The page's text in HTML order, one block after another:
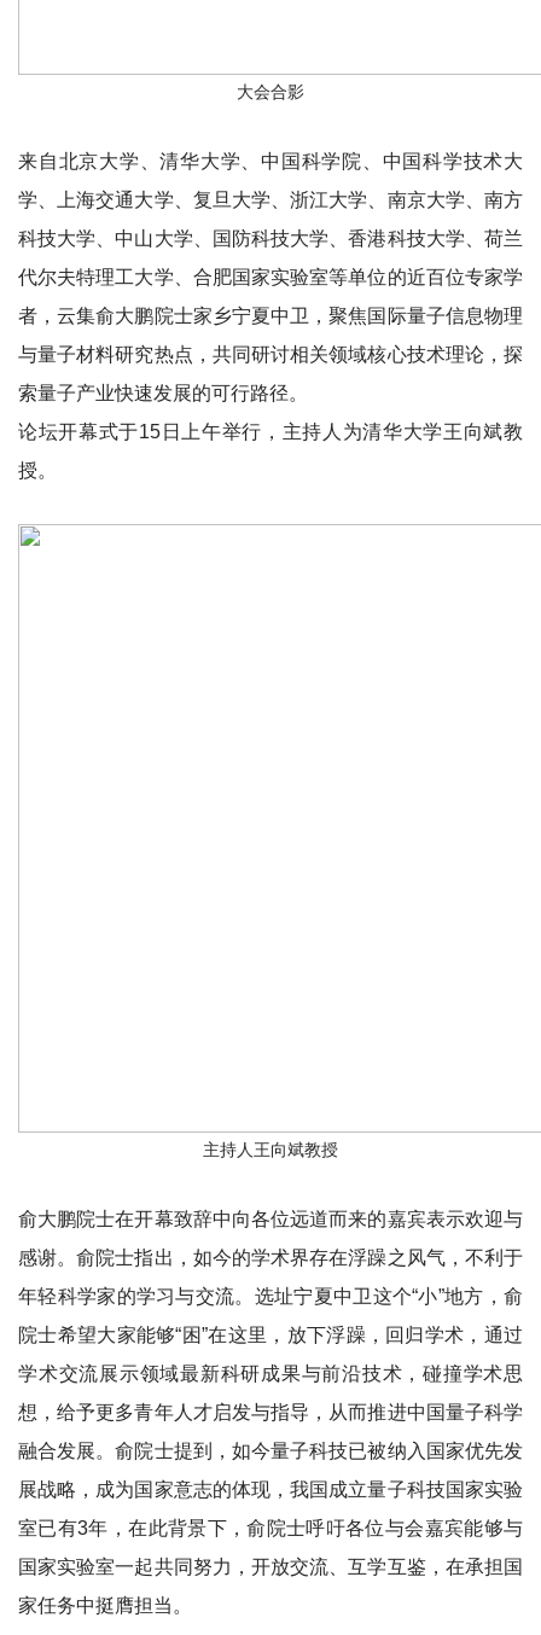
大会合影
来自北京大学、清华大学、 中国科学院、 中国科学技术大
学、上海交通大学、复旦大学、浙江大学、 南京大学、南方
科技大学、中山大学、 国防科技大学、香港科技大学、荷兰
代尔夫特理工大学、合肥国家实验室等单位的近百位专家学
者，云集俞大鹏院士家乡宁夏中卫，聚焦国际量子信息物理
与量子材料研究热点，共同研讨相关领域核心技术理论，探
索量子产业快速发展的可行路径。
论坛开幕式于15日上午举行，主持人为清华大学王向斌教
授。
主持人王向斌教授
俞大鹏院士在开幕致辞中向各位远道而来的嘉宾表示欢迎与
感谢。俞院士指出，如今的学术界存在浮躁之风气，不利于
年轻科学家的学习与交流。选址宁夏中卫这个“小”地方，俞
院士希望大家能够“困”在这里，放下浮躁，回归学术，通过
学术交流展示领域最新科研成果与前沿技术，碰撞学术思
想，给予更多青年人才启发与指导，从而推进中国量子科学
融合发展。俞院士提到，如今量子科技已被纳入国家优先发
展战略，成为国家意志的体现，我国成立量子科技国家实验
室已有3年，在此背景下，俞院士呼吁各位与会嘉宾能够与
国家实验室一起共同努力，开放交流、互学互鉴，在承担国
家任务中挺膺担当。